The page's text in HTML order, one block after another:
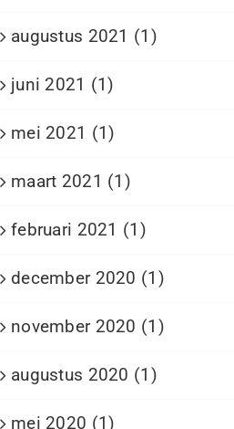
augustus 2021 (1)
juni 2021 (1)
mei 2021 (1)
maart 2021 (1)
februari 2021 (1)
december 2020 (1)
november 2020 (1)
augustus 2020 (1)
mei 2020 (1)